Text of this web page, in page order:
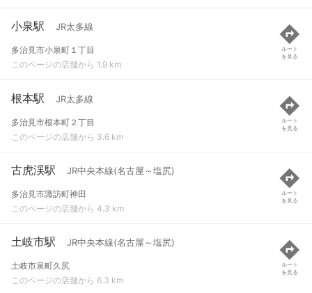
小泉駅 JR太多線
多治見市小泉町１丁目
このページの店舗から 1.9 km
ルート
を見る
根本駅 JR太多線
多治見市根本町２丁目
このページの店舗から 3.6 km
ルート
を見る
古虎渓駅 JR中央本線(名古屋～塩尻)
多治見市諏訪町神田
このページの店舗から 4.3 km
ルート
を見る
土岐市駅 JR中央本線(名古屋～塩尻)
土岐市泉町久尻
このページの店舗から 6.3 km
ルート
を見る